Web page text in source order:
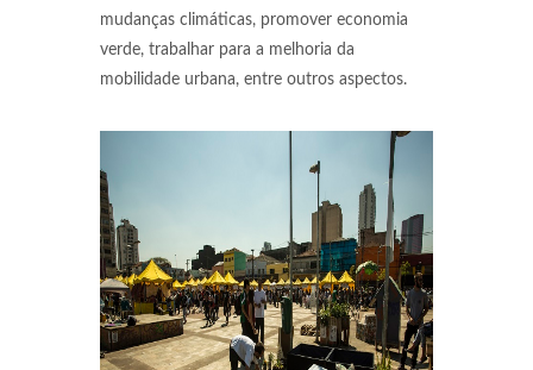
mudanças climáticas, promover economia
verde, trabalhar para a melhoria da
mobilidade urbana, entre outros aspectos.